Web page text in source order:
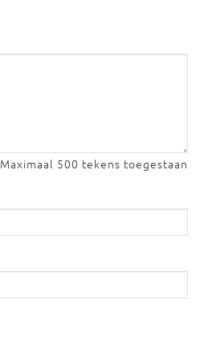
Maximaal 500 tekens toegestaan